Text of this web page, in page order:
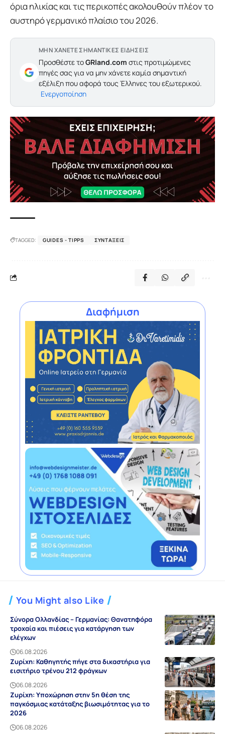
όρια ηλικίας και τις περικοπές ακολουθούν πλέον το
αυστηρό γερμανικό πλαίσιο του 2026.
ΜΗΝ ΧΑΝΕΤΕ ΣΗΜΑΝΤΙΚΕΣ ΕΙΔΗΣΕΙΣ
Προσθέστε τοGRland.com στις προτιμώμενες
πηγές σας για να μην χάνετε καμία σημαντική
εξέλιξη που αφορά τους Έλληνες του εξωτερικού.
Ενεργοποίηση
TAGGED: GUIDES - TIPPS ΣΥΝΤΆΞΕΙΣ
Διαφήμιση
You Might also Like
Σύνορα Ολλανδίας – Γερμανίας: Θανατηφόρα
τροχαία και πιέσεις για κατάργηση των
ελέγχων
06.08.2026
Ζυρίχη: Καθηγητής πήγε στα δικαστήρια για
εισιτήριο τρένου 212 φράγκων
06.08.2026
Ζυρίχη: Υποχώρηση στην 5η θέση της
παγκόσμιας κατάταξης βιωσιμότητας για το
2026
06.08.2026